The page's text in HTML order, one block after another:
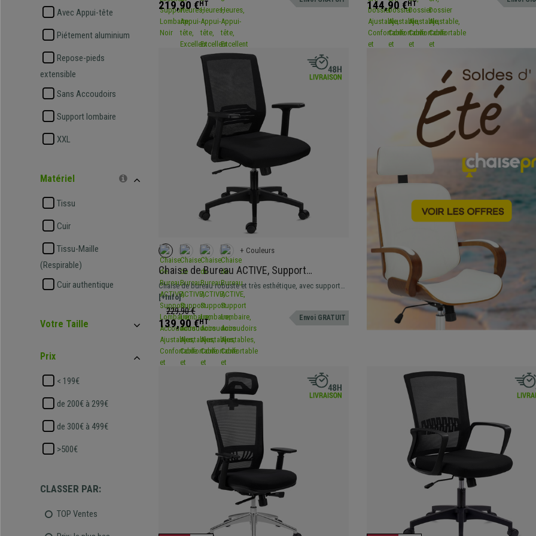
Avec Appui-tête
Piétement aluminium
Repose-pieds
extensible
Sans Accoudoirs
Support lombaire
XXL
Matériel
Tissu
Cuir
Tissu-Maille
(Respirable)
Cuir authentique
Votre Taille
Prix
< 199€
de 200€ à 299€
de 300€ à 499€
>500€
CLASSER PAR:
TOP Ventes
219,90 €HT 144,90 €HT
+ Couleurs
Chaise de Bureau ACTIVE, Support
Lombaire, Accoudoirs Ajustables,
Confortable et Robuste, Noir
Chaise de bureau robuste et très esthétique, avec support
lombaire. Assise de haute densité et accoudoirs ajustables,
la garantie d'un confort optimal.
[+Info]
229,90 €
139,90 €HT Envoi GRATUIT